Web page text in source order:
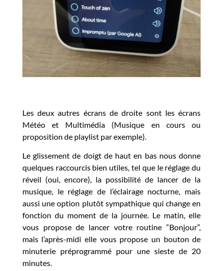
Les deux autres écrans de droite sont les écrans
Météo et Multimédia (Musique en cours ou
proposition de playlist par exemple).
Le glissement de doigt de haut en bas nous donne
quelques raccourcis bien utiles, tel que le réglage du
réveil (oui, encore), la possibilité de lancer de la
musique, le réglage de l’éclairage nocturne, mais
aussi une option plutôt sympathique qui change en
fonction du moment de la journée. Le matin, elle
vous propose de lancer votre routine “Bonjour”,
mais l’après-midi elle vous propose un bouton de
minuterie préprogrammé pour une sieste de 20
minutes.